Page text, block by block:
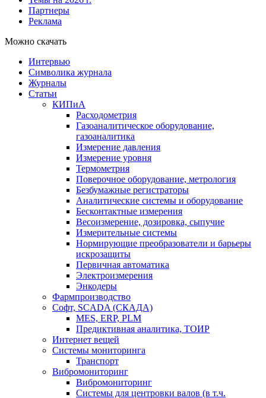
Партнеры
Реклама
Можно скачать
Интервью
Символика журнала
Журналы
Статьи
КИПиА
Расходометрия
Газоаналитическое оборудование,
газоаналитика
Измерение давления
Измерение уровня
Термометрия
Поверочное оборудование, метрология
Безбумажные регистраторы
Аналитические системы и оборудование
Бесконтактные измерения
Весоизмерение, дозировка, сыпучие
Измерительные системы
Нормирующие преобразователи и барьеры
искрозащиты
Первичная автоматика
Электроизмерения
Энкодеры
Фармпроизводство
Софт, SCADA (СКАДА)
MES, ERP, PLM
Предиктивная аналитика, ТОИР
Интернет вещей
Системы мониторинга
Транспорт
Вибромониторинг
Вибромониторинг
Системы для центровки валов (в т.ч.